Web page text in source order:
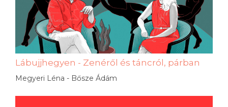
Lábujjhegyen - Zenéről és táncról, párban
Megyeri Léna - Bősze Ádám